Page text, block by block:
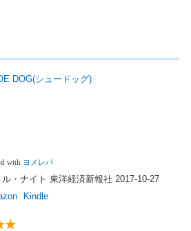
DOG(シュードッグ)
with ヨメレバ
ル・ナイト 東洋経済新報社 2017-10-27
Kindle